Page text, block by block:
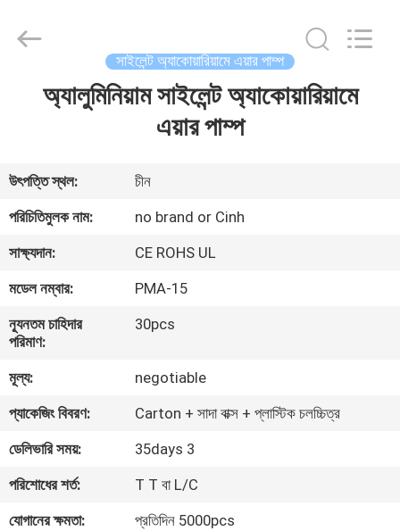
আমাদের
সম্পর্কে
কারখানা
ভ্রমণ
মান
নিয়ন্ত্রণ
যোগাযোগ
করুন
co.,limited.
সাইলেন্ট অ্যাকোয়ারিয়ামে এয়ার পাম্প
অ্যালুমিনিয়াম সাইলেন্ট অ্যাকোয়ারিয়ামে
এয়ার পাম্প
উৎপত্তি স্থল:
চীন
পরিচিতিমুলক নাম:
no brand or Cinh
সাক্ষ্যদান:
CE ROHS UL
মডেল নম্বার:
PMA-15
ন্যূনতম চাহিদার
পরিমাণ:
30pcs
মূল্য:
negotiable
প্যাকেজিং বিবরণ:
Carton + সাদা বাক্স + প্লাস্টিক চলচ্চিত্র
ডেলিভারি সময়:
35days 3
পরিশোধের শর্ত:
T T বা L/C
যোগানের ক্ষমতা:
প্রতিদিন 5000pcs